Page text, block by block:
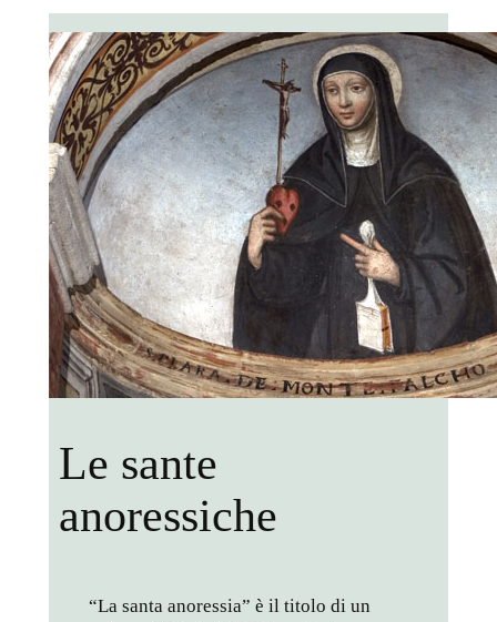
Le sante
anoressiche
“La santa anoressia” è il titolo di un